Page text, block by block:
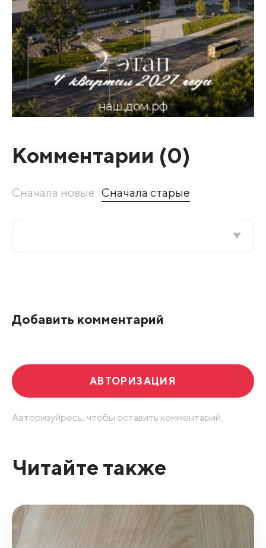
Комментарии (0)
Сначала новые Сначала старые
Добавить комментарий
АВТОРИЗАЦИЯ
Авторизуйресь, чтобы оставить комментарий.
Читайте также